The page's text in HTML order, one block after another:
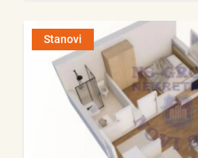
Stanovi